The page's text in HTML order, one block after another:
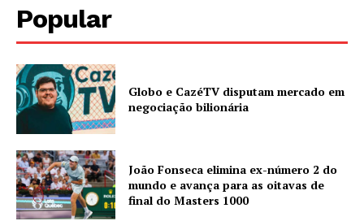
Popular
Globo e CazéTV disputam mercado em
negociação bilionária
João Fonseca elimina ex-número 2 do
mundo e avança para as oitavas de
final do Masters 1000